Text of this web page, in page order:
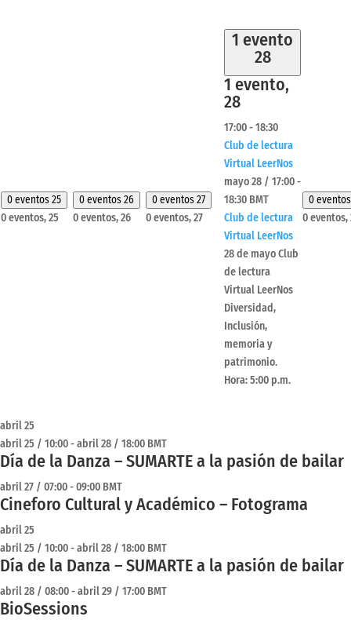
0 eventos25
0 eventos,25
0 eventos26
0 eventos,26
0 eventos27
0 eventos,27
1 evento
28
1 evento,
28
17:00-18:30
Club de lectura
Virtual LeerNos
mayo 28 / 17:00-
18:30 BMT
Club de lectura
Virtual LeerNos
28 de mayo Club
de lectura
Virtual LeerNos
Diversidad,
Inclusión,
memoria y
patrimonio.
Hora: 5:00 p.m.
0
0 eventos,
abril 25
abril 25 / 10:00-abril 28 / 18:00 BMT
Día de la Danza – SUMARTE a la pasión de bailar
abril 27 / 07:00-09:00 BMT
Cineforo Cultural y Académico – Fotograma
abril 25
abril 25 / 10:00-abril 28 / 18:00 BMT
Día de la Danza – SUMARTE a la pasión de bailar
abril 28 / 08:00-abril 29 / 17:00 BMT
BioSessions